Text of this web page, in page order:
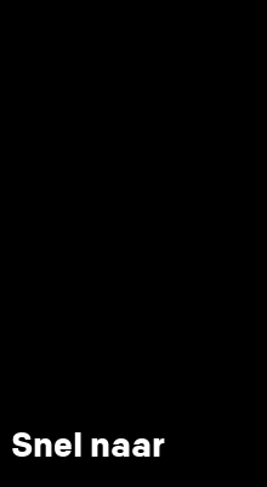
Snel naar